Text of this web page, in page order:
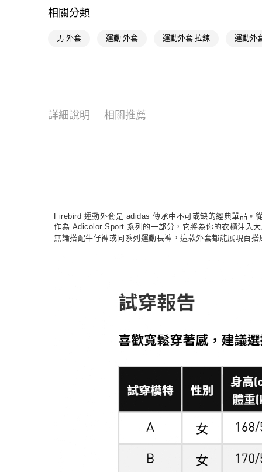
相關分類
男 外套 運動 外套 運動外套 拉鍊 運動外
詳細說明 相關推薦
Firebird 運動外套是 adidas 傳承中不可或缺的經典單品。
作為 Adicolor Sport 系列的一部分，它將為你的衣櫃注入
無論搭配牛仔褲或同系列運動長褲，這款外套都能展現百